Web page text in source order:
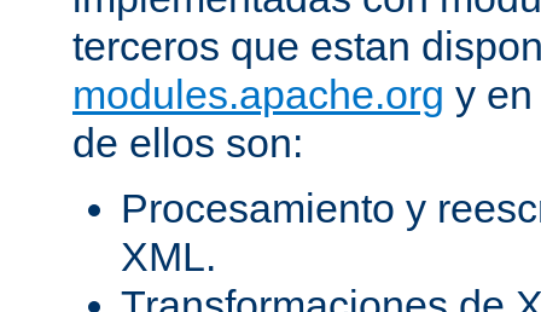
terceros que estan
modules.apache.org y
de ellos son:
Procesamiento y
XML.